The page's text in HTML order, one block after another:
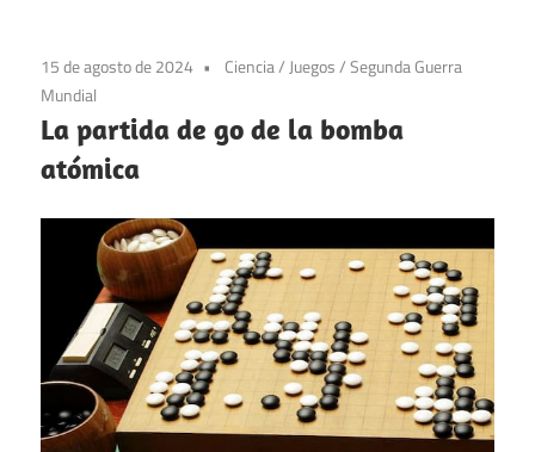
historia
15 de agosto de 2024 Ciencia/ Juegos/Segunda Guerra
Mundial
La partida de go de la bomba
atómica